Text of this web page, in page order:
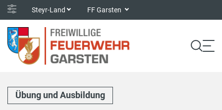
Steyr-Land FF Garsten
Übung und Ausbildung